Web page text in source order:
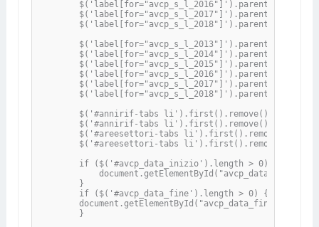
        if ($('#avcp_data_inizio').length > 0) {
        }
        if ($('#avcp_data_fine').length > 0) {
        }